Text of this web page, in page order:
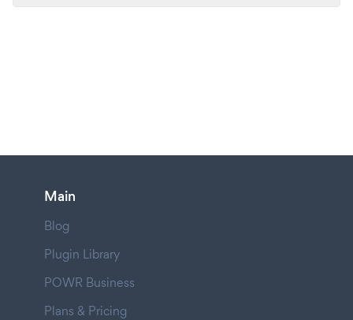
Main
Blog
Plugin Library
POWR Business
Plans & Pricing